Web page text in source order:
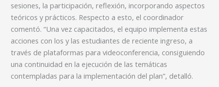
sesiones, la participación, reflexión, incorporando aspectos
teóricos y prácticos. Respecto a esto, el coordinador
comentó. “Una vez capacitados, el equipo implementa estas
acciones con los y las estudiantes de reciente ingreso, a
través de plataformas para videoconferencia, consiguiendo
una continuidad en la ejecución de las temáticas
contempladas para la implementación del plan”, detalló.